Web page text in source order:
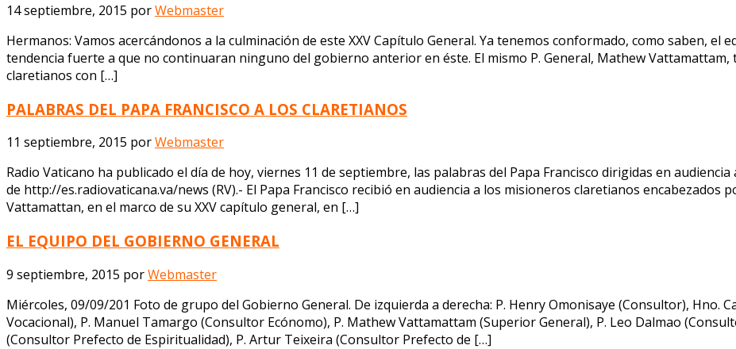
14 septiembre, 2015 porWebmaster
Hermanos: Vamos acercándonos a la culminación de este XXV Capítulo General. Ya tenemos conformado, como saben,
tendencia fuerte a que no continuaran ninguno del gobierno anterior en éste. El mismo P. General, Mathew
claretianos con […]
PALABRAS DEL PAPA FRANCISCO A LOS CLARETIANOS
11 septiembre, 2015 porWebmaster
Radio Vaticano ha publicado el día de hoy, viernes 11 de septiembre, las palabras del Papa Francisco dirigidas en
de http://es.radiovaticana.va/news (RV).- El Papa Francisco recibió en audiencia a los misioneros claretianos
Vattamattan, en el marco de su XXV capítulo general, en […]
EL EQUIPO DEL GOBIERNO GENERAL
9 septiembre, 2015 porWebmaster
Miércoles, 09/09/201 Foto de grupo del Gobierno General. De izquierda a derecha: P. Henry Omonisaye (Consultor), Hno.
Vocacional), P. Manuel Tamargo (Consultor Ecónomo), P. Mathew Vattamattam (Superior General), P. Leo Dalmao
(Consultor Prefecto de Espiritualidad), P. Artur Teixeira (Consultor Prefecto de […]